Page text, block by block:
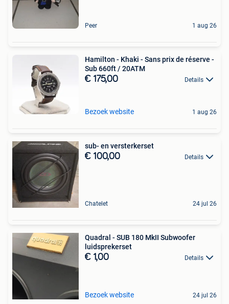
Peer 1 aug 26
Hamilton - Khaki - Sans prix de réserve -
Sub 660ft / 20ATM
€ 175,00 Details
Bezoek website 1 aug 26
sub- en versterkerset
€ 100,00 Details
Chatelet 24 jul 26
Quadral - SUB 180 MkII Subwoofer
luidsprekerset
€ 1,00 Details
Bezoek website 24 jul 26